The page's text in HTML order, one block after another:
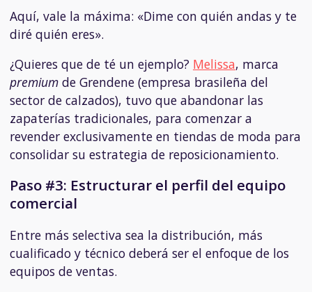
Aquí, vale la máxima: «Dime con quién andas y te
diré quién eres».
¿Quieres que de té un ejemplo? Melissa, marca
premium de Grendene (empresa brasileña del
sector de calzados), tuvo que abandonar las
zapaterías tradicionales, para comenzar a
revender exclusivamente en tiendas de moda para
consolidar su estrategia de reposicionamiento.
Paso #3: Estructurar el perfil del equipo
comercial
Entre más selectiva sea la distribución, más
cualificado y técnico deberá ser el enfoque de los
equipos de ventas.